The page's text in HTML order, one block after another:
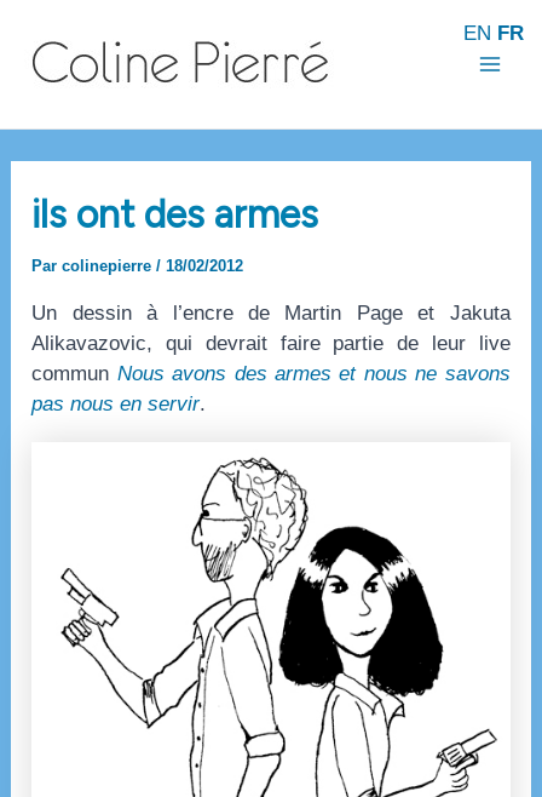
contenu
ils ont des armes
Parcolinepierre/18/02/2012
Un dessin à l’encre de Martin Page et Jakuta
Alikavazovic, qui devrait faire partie de leur live
commun Nous avons des armes et nous ne savons
pas nous en servir.
EN FR